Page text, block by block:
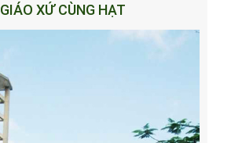
GIÁO XỨ CÙNG HẠT